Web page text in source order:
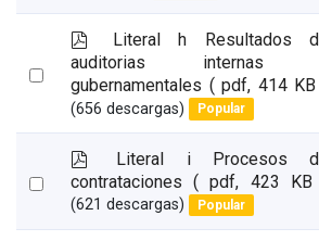
Select
item
p
d
f
Literal h Resultados
auditorias internas
gubernamentales ( pdf, 414
(656 descargas) Popular
Select
p
d
f
Literal i Procesos
contrataciones ( pdf, 423
(621 descargas) Popular